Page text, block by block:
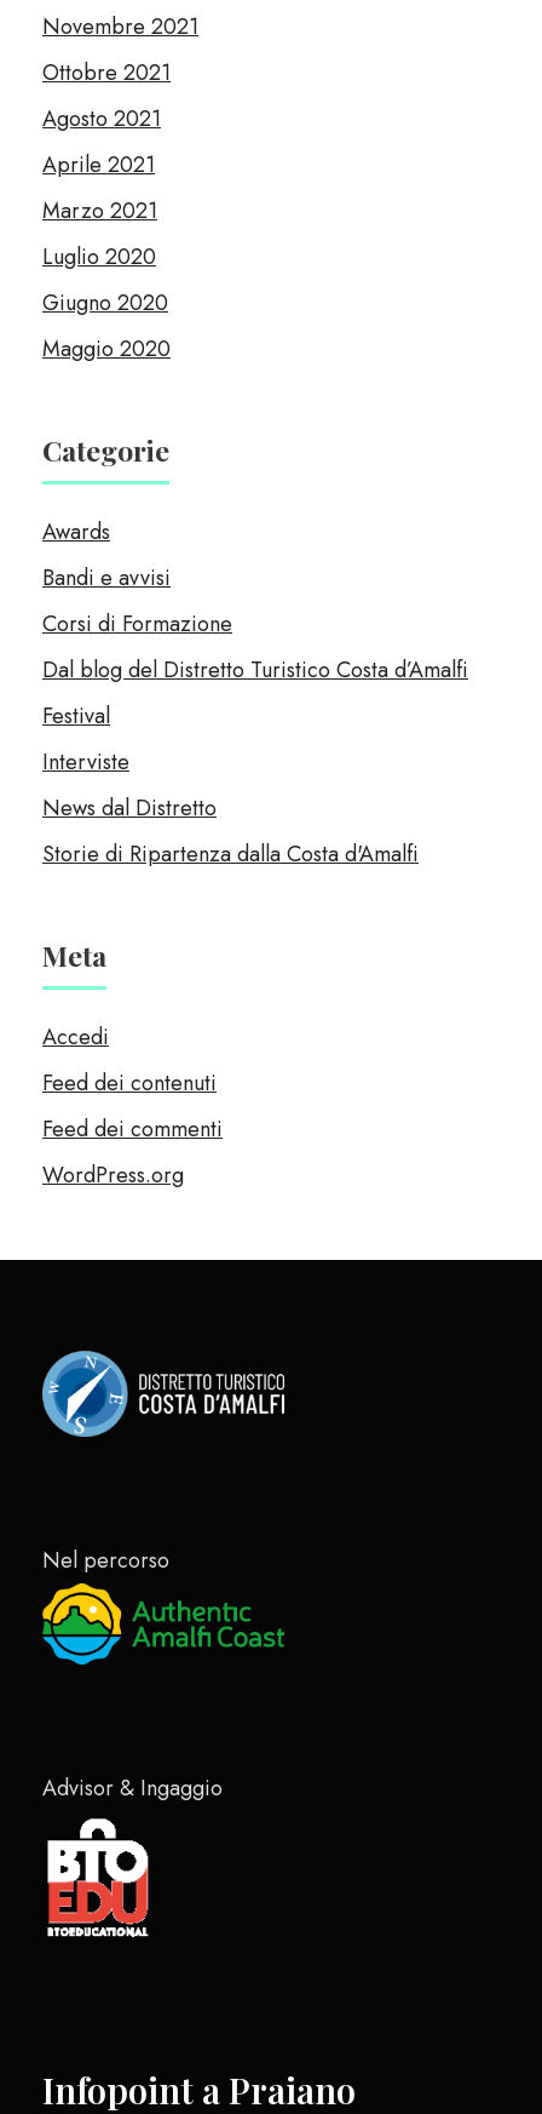
Novembre 2021
Ottobre 2021
Agosto 2021
Aprile 2021
Marzo 2021
Luglio 2020
Giugno 2020
Maggio 2020
Categorie
Awards
Bandi e avvisi
Corsi di Formazione
Dal blog del Distretto Turistico Costa d’Amalfi
Festival
Interviste
News dal Distretto
Storie di Ripartenza dalla Costa d'Amalfi
Meta
Accedi
Feed dei contenuti
Feed dei commenti
WordPress.org
Nel percorso
Advisor & Ingaggio
Infopoint a Praiano